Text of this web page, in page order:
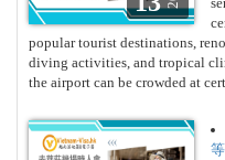
popular tourist destinations,
diving activities, and tropical
the airport can be crowded at